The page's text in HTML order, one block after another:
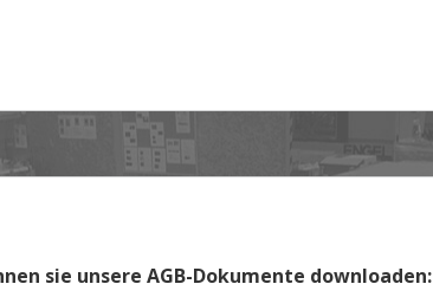
sie unsere AGB-Dokumente downloaden: